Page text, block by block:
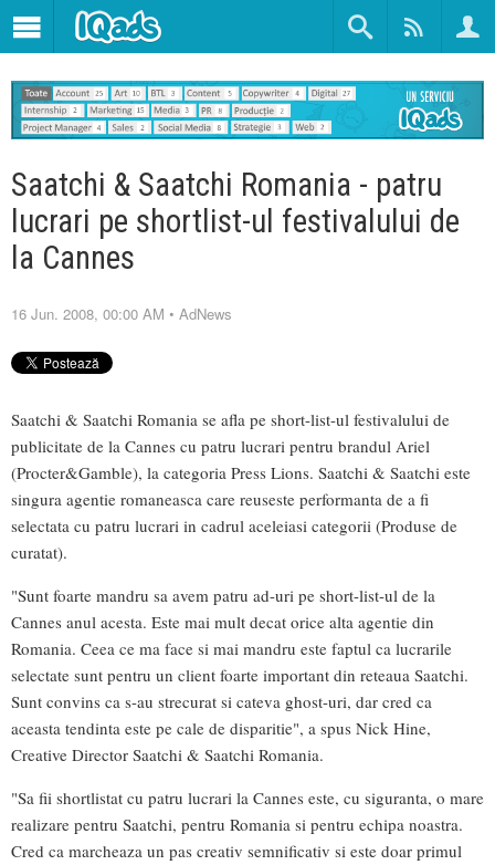
Saatchi & Saatchi Romania - patru
lucrari pe shortlist-ul festivalului de
la Cannes
16 Jun. 2008, 00:00 AM • AdNews
Saatchi & Saatchi Romania se afla pe short-list-ul festivalului de
publicitate de la Cannes cu patru lucrari pentru brandul Ariel
(Procter&Gamble), la categoria Press Lions. Saatchi & Saatchi este
singura agentie romaneasca care reuseste performanta de a fi
selectata cu patru lucrari in cadrul aceleiasi categorii (Produse de
curatat).
"Sunt foarte mandru sa avem patru ad-uri pe short-list-ul de la
Cannes anul acesta. Este mai mult decat orice alta agentie din
Romania. Ceea ce ma face si mai mandru este faptul ca lucrarile
selectate sunt pentru un client foarte important din reteaua Saatchi.
Sunt convins ca s-au strecurat si cateva ghost-uri, dar cred ca
aceasta tendinta este pe cale de disparitie", a spus Nick Hine,
Creative Director Saatchi & Saatchi Romania.
"Sa fii shortlistat cu patru lucrari la Cannes este, cu siguranta, o mare
realizare pentru Saatchi, pentru Romania si pentru echipa noastra.
Cred ca marcheaza un pas creativ semnificativ si este doar primul